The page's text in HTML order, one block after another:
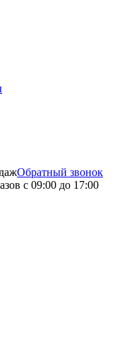
Обратный звонок
с 09:00 до 17:00